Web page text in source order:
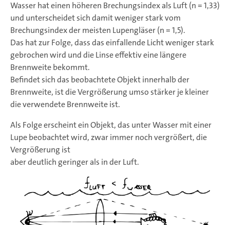
Wasser hat einen höheren Brechungsindex als Luft (n = 1,33)
und unterscheidet sich damit weniger stark vom
Brechungsindex der meisten Lupengläser (n = 1,5).
Das hat zur Folge, dass das einfallende Licht weniger stark
gebrochen wird und die Linse effektiv eine längere
Brennweite bekommt.
Befindet sich das beobachtete Objekt innerhalb der
Brennweite, ist die Vergrößerung umso stärker je kleiner
die verwendete Brennweite ist.
Als Folge erscheint ein Objekt, das unter Wasser mit einer
Lupe beobachtet wird, zwar immer noch vergrößert, die
Vergrößerung ist
aber deutlich geringer als in der Luft.